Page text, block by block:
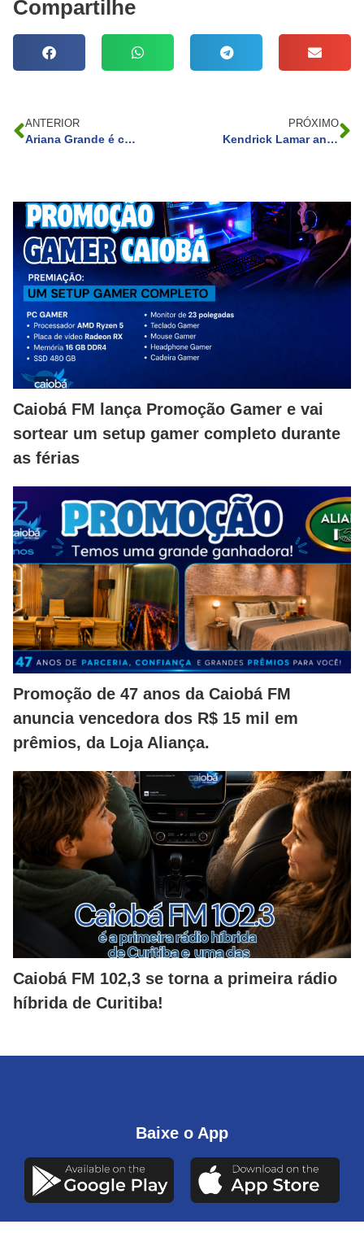
Compartilhe
ANTERIOR
Ariana Grande é convidada a integrar Academia do Oscar após destaque em “Wicked”
PRÓXIMO
Kendrick Lamar anuncia show único no Brasil com a turnê Grand National
Caiobá FM lança Promoção Gamer e vai
sortear um setup gamer completo durante
as férias
Promoção de 47 anos da Caiobá FM
anuncia vencedora dos R$ 15 mil em
prêmios, da Loja Aliança.
Caiobá FM 102,3 se torna a primeira rádio
híbrida de Curitiba!
Baixe o App